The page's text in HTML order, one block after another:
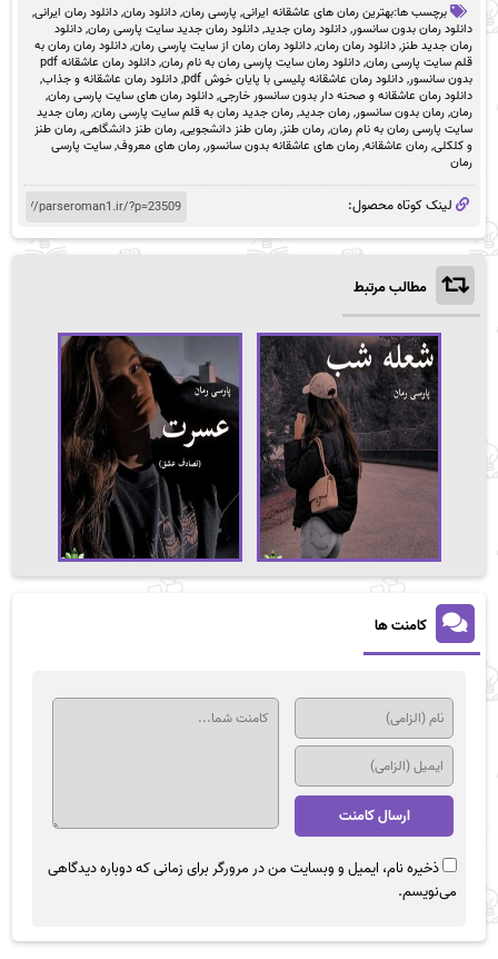
بود.
است.
برچسب ها:بهترین رمان های عاشقانه ایرانی, پارسی رمان,دانلود رمان,دانلود رمان ایرانی,
دانلود رمان بدون سانسور,دانلود رمان جدید,دانلود رمان جدید سایت پارسی رمان,دانلود
رمان جدید طنز,دانلود رمان رمان,دانلود رمان رمان از سایت پارسی رمان,دانلود رمان رمان به
قلم سایت پارسی رمان,دانلود رمان سایت پارسی رمان به نام رمان,
دانلود رمان عاشقانه pdf
بدون سانسور,دانلود رمان عاشقانه پلیسی با پایان خوش pdf ,دانلود رمان عاشقانه و جذاب,
دانلود رمان عاشقانه و صحنه دار بدون سانسور خارجی,دانلود رمان های سایت پارسی رمان,
رمان,رمان بدون سانسور,رمان جدید,رمان جدید رمان به قلم سایت پارسی رمان,رمان جدید
سایت پارسی رمان به نام رمان,رمان طنز,رمان طنز دانشجویی,رمان طنز دانشگاهی,رمان طنز
و کلکلی,رمان عاشقانه,رمان های عاشقانه بدون سانسور,رمان های معروف,سایت پارسی
رمان
لینک کوتاه محصول:
مطالب مرتبط
کامنت ها
ذخیره نام، ایمیل و وبسایت من در مرورگر برای زمانی که دوباره دیدگاهی
می‌نویسم.